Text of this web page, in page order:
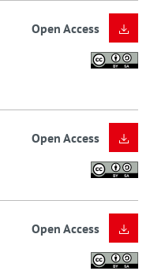
Open Access
Open Access
Open Access